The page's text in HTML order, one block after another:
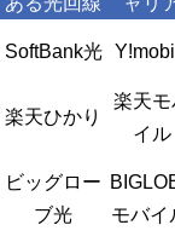
SoftBank光
楽天ひかり
楽天モ
イル
ビッグロー
ブ光
モバイ